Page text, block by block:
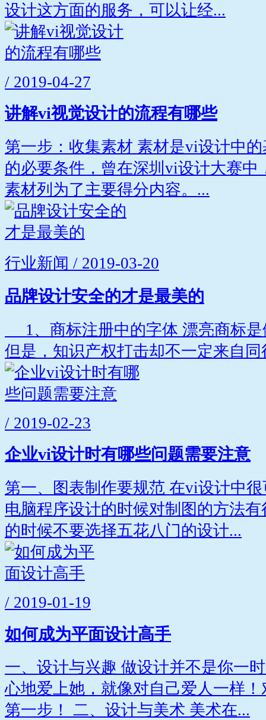
设计这方面的服务，可以让经...
/ 2019-04-27
讲解vi视觉设计的流程有哪些
第一步：收集素材 素材是vi设计中
的必要条件，曾在深圳vi设计大赛
素材列为了主要得分内容。...
行业新闻 / 2019-03-20
品牌设计安全的才是最美的
1、商标注册中的字体 漂亮商标是
但是，知识产权打击却不一定来自
/ 2019-02-23
企业vi设计时有哪些问题需要注意
第一、图表制作要规范 在vi设计中
电脑程序设计的时候对制图的方法
的时候不要选择五花八门的设计...
/ 2019-01-19
如何成为平面设计高手
一、设计与兴趣 做设计并不是你一
心地爱上她，就像对自己爱人一样
第一步！ 二、设计与美术 美术在...